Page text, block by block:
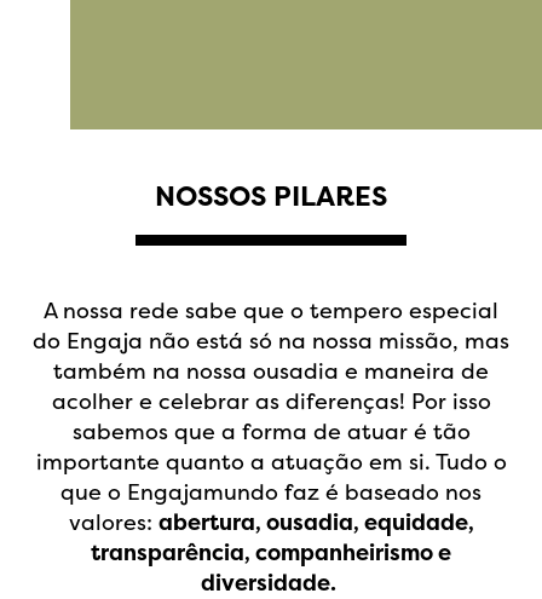
NOSSOS PILARES
A nossa rede sabe que o tempero especial
do Engaja não está só na nossa missão, mas
também na nossa ousadia e maneira de
acolher e celebrar as diferenças! Por isso
sabemos que a forma de atuar é tão
importante quanto a atuação em si. Tudo o
que o Engajamundo faz é baseado nos
valores: abertura, ousadia, equidade,
transparência, companheirismo e
diversidade.